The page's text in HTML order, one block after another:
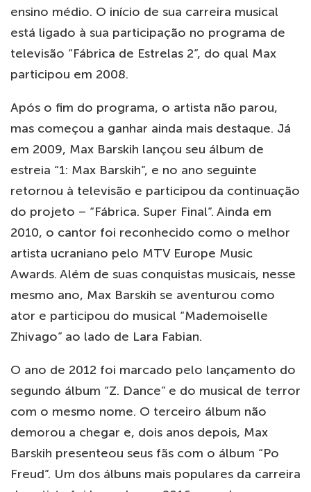
ensino médio. O início de sua carreira musical
está ligado à sua participação no programa de
televisão “Fábrica de Estrelas 2”, do qual Max
participou em 2008.
Após o fim do programa, o artista não parou,
mas começou a ganhar ainda mais destaque. Já
em 2009, Max Barskih lançou seu álbum de
estreia “1: Max Barskih”, e no ano seguinte
retornou à televisão e participou da continuação
do projeto – “Fábrica. Super Final”. Ainda em
2010, o cantor foi reconhecido como o melhor
artista ucraniano pelo MTV Europe Music
Awards. Além de suas conquistas musicais, nesse
mesmo ano, Max Barskih se aventurou como
ator e participou do musical “Mademoiselle
Zhivago” ao lado de Lara Fabian.
O ano de 2012 foi marcado pelo lançamento do
segundo álbum “Z. Dance” e do musical de terror
com o mesmo nome. O terceiro álbum não
demorou a chegar e, dois anos depois, Max
Barskih presenteou seus fãs com o álbum “Po
Freud”. Um dos álbuns mais populares da carreira